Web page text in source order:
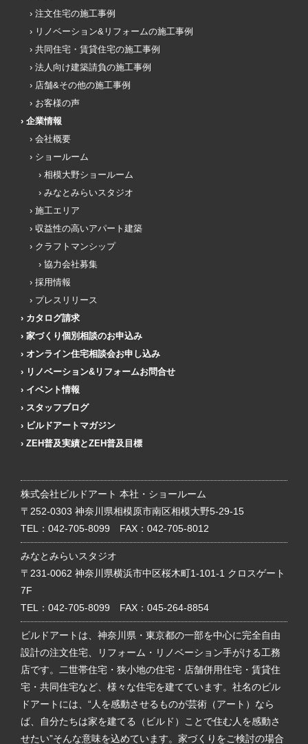
注文住宅の施工事例
リノベーション&リフォームの施工事例
共同住宅・賃貸住宅の施工事例
法人向け建築請負の施工事例
店舗&その他の施工事例
お客様の声
企業情報
会社概要
ショールーム
相模大野ショールーム
みなとみらいスタジオ
施工エリア
収益性の高いアパート建築
クラフトマンシップ
協力会社募集
採用情報
プレスリリース
カタログ請求
家づくり個別相談のお申込み
オンライン住宅相談会お申し込み
リノベーション&リフォームお問合せ
イベント情報
スタッフブログ
ビルドアートマガジン
ZEH普及実績とZEH普及目標
株式会社ビルドアート 本社・ショールーム
〒252-0303 神奈川県相模原市南区相模大野5-29-15
TEL： 042-705-8099 FAX：042-705-8012
みなとみらいスタジオ
〒231-0062 神奈川県横浜市中区桜木町1-101-1 クロスゲート
7F
TEL： 042-705-8099 FAX：045-264-8854
ビルドアートは、神奈川県・東京都の一部を中心に完全自由
設計の注文住宅、リフォーム・リノベーション手がける工務
店です。二世帯住宅・狭小地の住宅・店舗併用住宅・賃貸住
宅・共同住宅など、様々な住宅を建てています。社名のビル
ドアートには、“人を感動させるものが芸術（アート）なら
ば、自分たちは家を建てる（ビルド）ことで住む人を感動さ
せたい”そんな意味を込めています。家づくりをご検討の場合